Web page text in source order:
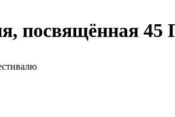
посвящённая